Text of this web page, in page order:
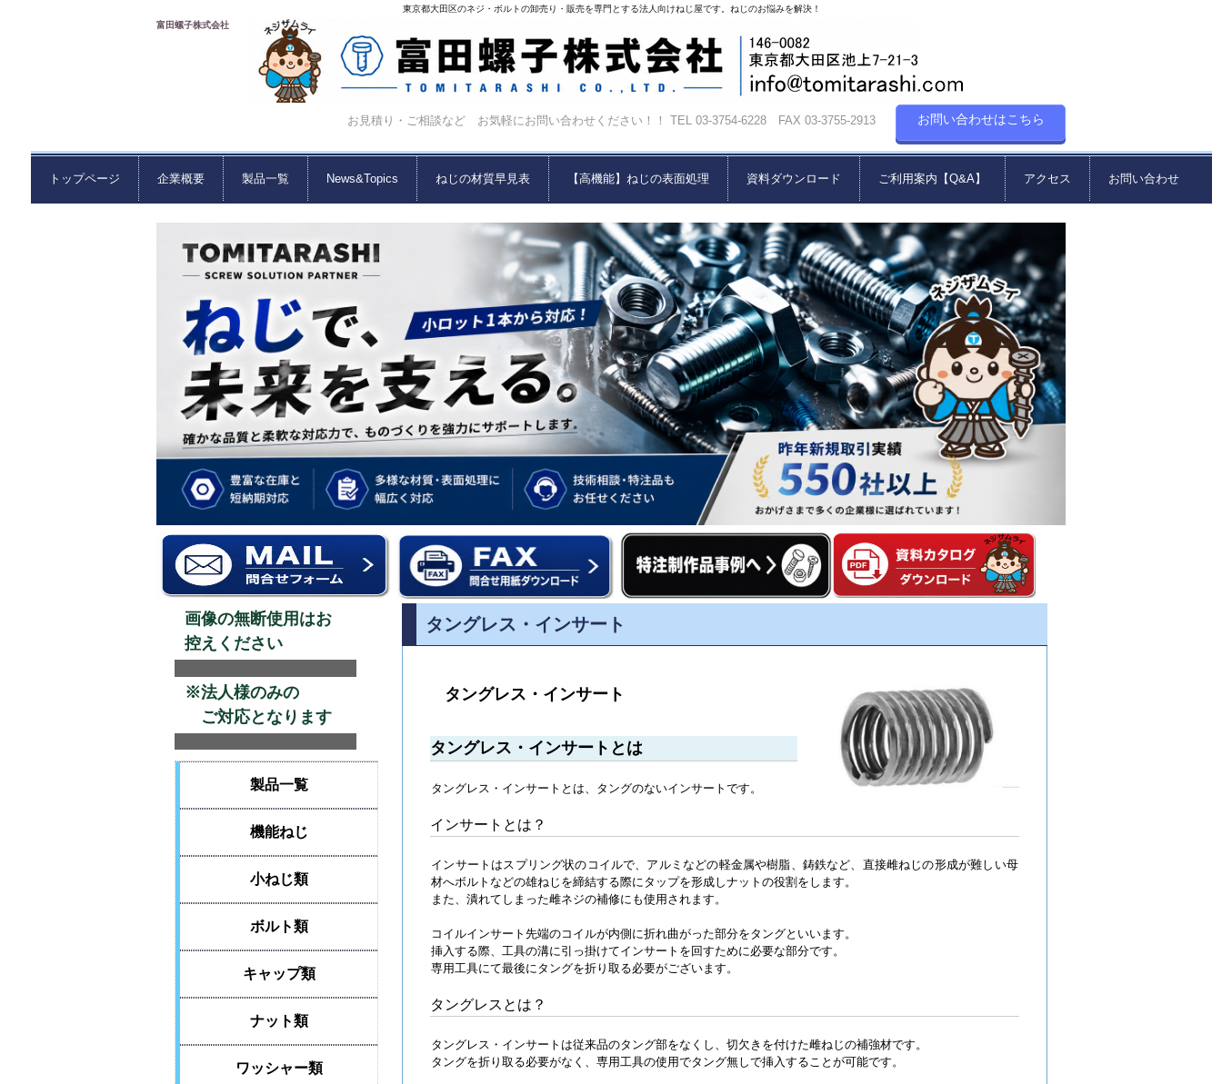
富田螺子株式会社
東京都大田区のネジ・ボルトの卸売り・販売を専門とする法人向けねじ屋です。ねじのお悩みを解決！
お見積り・ご相談など お気軽にお問い合わせください！！ TEL 03-3754-6228 FAX 03-3755-2913 お問い合わせはこちら
トップページ 企業概要 製品一覧 News&Topics ねじの材質早見表 【高機能】ねじの表面処理 資料ダウンロード ご利用案内【Q&A】 アクセス お問い合わせ
タングレス・インサート
タングレス・インサート
タングレス・インサートとは
タングレス・インサートとは、タングのないインサートです。
インサートとは？
インサートはスプリング状のコイルで、アルミなどの軽金属や樹脂、鋳鉄など、直接雌ねじの形成が難しい母
材へボルトなどの雄ねじを締結する際にタップを形成しナットの役割をします。
また、潰れてしまった雌ネジの補修にも使用されます。
コイルインサート先端のコイルが内側に折れ曲がった部分をタングといいます。
挿入する際、工具の溝に引っ掛けてインサートを回すために必要な部分です。
専用工具にて最後にタングを折り取る必要がございます。
タングレスとは？
タングレス・インサートは従来品のタング部をなくし、切欠きを付けた雌ねじの補強材です。
タングを折り取る必要がなく、専用工具の使用でタング無しで挿入することが可能です。
画像の無断使用はお
控えください
※法人様のみの
ご対応となります
製品一覧
機能ねじ
小ねじ類
ボルト類
キャップ類
ナット類
ワッシャー類